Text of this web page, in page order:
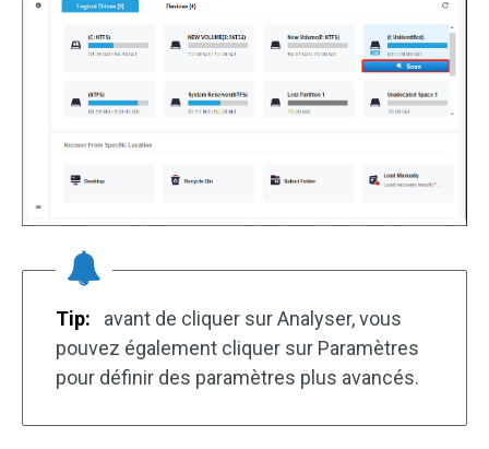
Tip:
avant de cliquer sur Analyser, vous
pouvez également cliquer sur Paramètres
pour définir des paramètres plus avancés.